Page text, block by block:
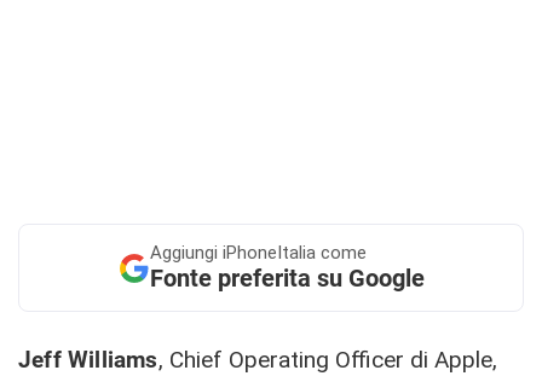
Aggiungi iPhoneItalia come
Fonte preferita su Google
Jeff Williams, Chief Operating Officer di Apple,